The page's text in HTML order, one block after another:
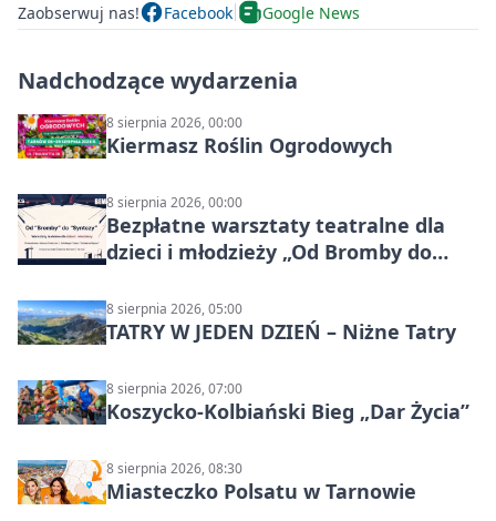
Zaobserwuj nas! Facebook Google News
Nadchodzące wydarzenia
8 sierpnia 2026, 00:00
Kiermasz Roślin Ogrodowych
8 sierpnia 2026, 00:00
Bezpłatne warsztaty teatralne dla
dzieci i młodzieży „Od Bromby do
8 sierpnia 2026, 05:00
TATRY W JEDEN DZIEŃ – Niżne Tatry
8 sierpnia 2026, 07:00
Koszycko-Kolbiański Bieg „Dar Życia”
8 sierpnia 2026, 08:30
Miasteczko Polsatu w Tarnowie